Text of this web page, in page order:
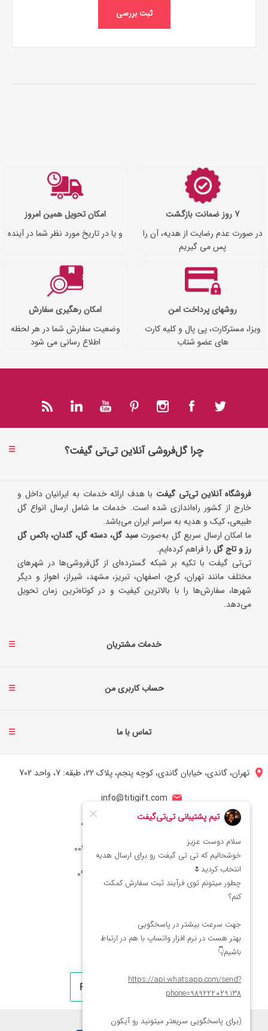
ثبت بررسی
7 روز ضمانت بازگشت
در صورت عدم رضایت از هدیه، آن را
پس می گیریم
امکان تحویل همین امروز
و یا در تاریخ مورد نظر شما در آینده
روشهای پرداخت امن
ویزا، مسترکارت، پی پال و کلیه کارت
های عضو شتاب
امکان رهگیری سفارش
وضعیت سفارش شما در هر لحظه
اطلاع رسانی می شود
چرا گل‌فروشی آنلاین تی‌تی گیفت؟
فروشگاه آنلاین تی‌تی گیفتبا هدف ارائه خدمات به ایرانیان داخل و
خارج از کشور راه‌اندازی شده است. خدمات ما شامل ارسال انواع گل
طبیعی، کیک و هدیه به سراسر ایران می‌باشد.
ما امکان ارسال سریع گل به‌صورتسبد گل، دسته گل، گلدان، باکس گل
رز و تاج گل را فراهم کرده‌ایم.
تی‌تی گیفت با تکیه بر شبکه گسترده‌ای از گل‌فروشی‌ها در شهرهای
مختلف مانند تهران، کرج، اصفهان، تبریز، مشهد، شیراز، اهواز و دیگر
شهرها، سفارش‌ها را با بالاترین کیفیت و در کوتاه‌ترین زمان تحویل
می‌دهد.
خدمات مشتریان
حساب کاربری من
تماس با ما
تهران، گاندی، خیابان گاندی، کوچه پنجم، پلاک 22، طبقه: 7، واحد 702
info@titigift.com
شماره تماس ایران: 02166066403
شماره تماس آمریکا: 0014088054942